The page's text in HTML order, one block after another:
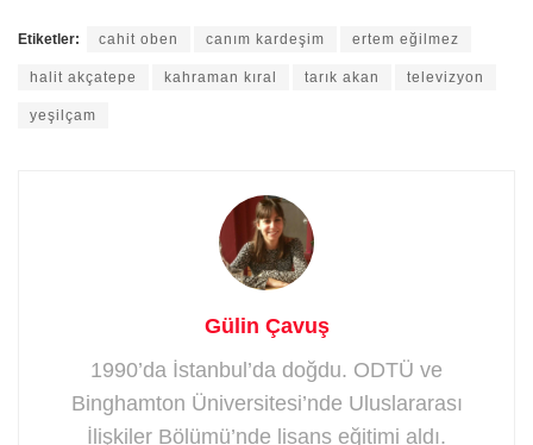
Etiketler: cahit oben canım kardeşim ertem eğilmez
halit akçatepe kahraman kıral tarık akan televizyon
yeşilçam
Gülin Çavuş
1990’da İstanbul’da doğdu. ODTÜ ve
Binghamton Üniversitesi’nde Uluslararası
İlişkiler Bölümü’nde lisans eğitimi aldı.